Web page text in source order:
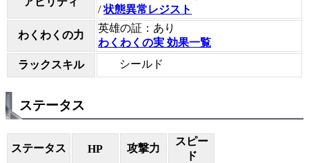
/状態異常レジスト
わくわくの力
英雄の証：あり
わくわくの実 効果一覧
ラックスキル
シールド
ステータス
ステータス HP 攻撃力
スピー
ド